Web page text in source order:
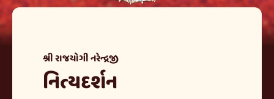
શ્રી રાજયોગી નરેન્દ્રજી
નિત્યદર્શન